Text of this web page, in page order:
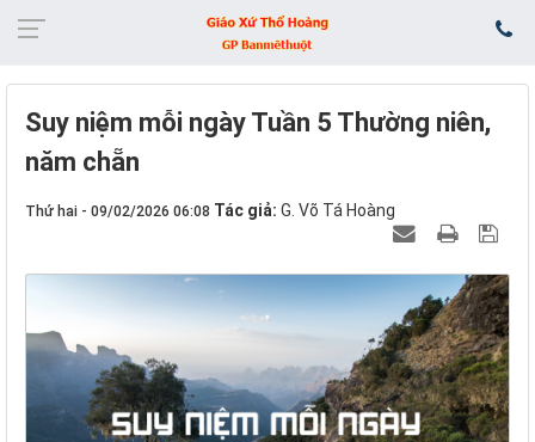
Suy niệm mỗi ngày Tuần 5 Thường niên,
năm chẵn
Thứ hai - 09/02/2026 06:08 Tác giả: G. Võ Tá Hoàng